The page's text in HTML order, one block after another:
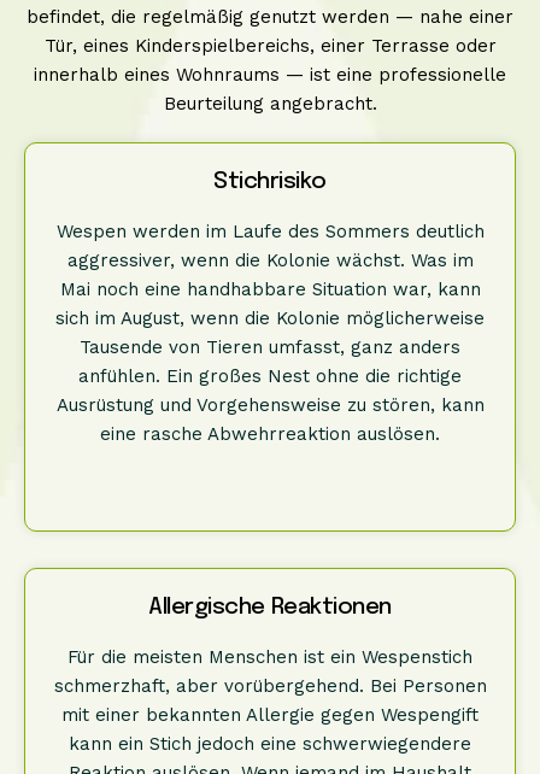
befindet, die regelmäßig genutzt werden — nahe einer
Tür, eines Kinderspielbereichs, einer Terrasse oder
innerhalb eines Wohnraums — ist eine professionelle
Beurteilung angebracht.
Stichrisiko
Wespen werden im Laufe des Sommers deutlich
aggressiver, wenn die Kolonie wächst. Was im
Mai noch eine handhabbare Situation war, kann
sich im August, wenn die Kolonie möglicherweise
Tausende von Tieren umfasst, ganz anders
anfühlen. Ein großes Nest ohne die richtige
Ausrüstung und Vorgehensweise zu stören, kann
eine rasche Abwehrreaktion auslösen.
Allergische Reaktionen
Für die meisten Menschen ist ein Wespenstich
schmerzhaft, aber vorübergehend. Bei Personen
mit einer bekannten Allergie gegen Wespengift
kann ein Stich jedoch eine schwerwiegendere